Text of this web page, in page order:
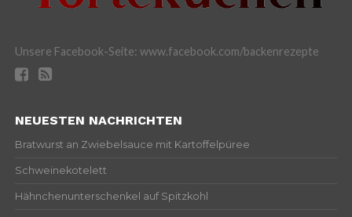
Unsere Facebook-Seite: www.facebook.com/backenrezepte
NEUESTEN NACHRICHTEN
Bratwurst an Zwiebelsauce mit Kartoffelpüree
Schweinekotelett
Hähnchenunterschenkel auf Spitzkohl